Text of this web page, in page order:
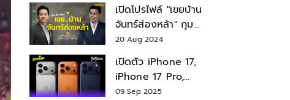
เปิดโปรไฟล์ "เขยบ้าน
จันทร์ส่องหล้า" กุม
บังเหียนธุรกิจตระกูล
"ชินวัตร"
20 Aug 2024
เปิดตัว iPhone 17,
iPhone 17 Pro,
iPhone 17 Air สเปค
09 Sep 2025